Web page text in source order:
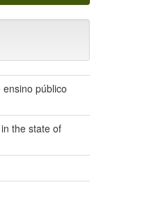
público
the state of